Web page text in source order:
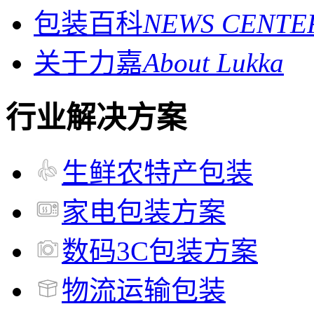
包装百科NEWS
关于力嘉About Lukka
行业解决方案
生鲜农特产包装
家电包装方案
数码3C包装方案
物流运输包装